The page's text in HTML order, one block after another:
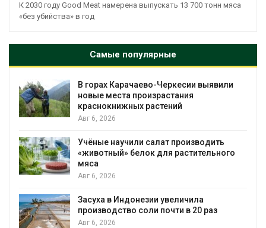
К 2030 году Good Meat намерена выпускать 13 700 тонн мяса
«без убийства» в год
Самые популярные
В горах Карачаево-Черкесии выявили
новые места произрастания
краснокнижных растений
Авг 6, 2026
Учёные научили салат производить
«животный» белок для растительного
мяса
Авг 6, 2026
Засуха в Индонезии увеличила
производство соли почти в 20 раз
Авг 6, 2026